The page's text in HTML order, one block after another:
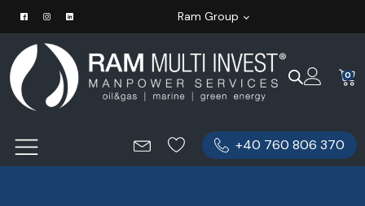
Ram Group
0
+40 760 806 370